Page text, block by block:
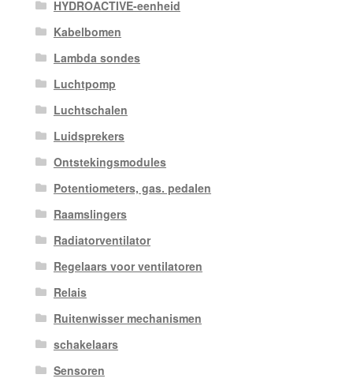
HYDROACTIVE-eenheid
Kabelbomen
Lambda sondes
Luchtpomp
Luchtschalen
Luidsprekers
Ontstekingsmodules
Potentiometers, gas. pedalen
Raamslingers
Radiatorventilator
Regelaars voor ventilatoren
Relais
Ruitenwisser mechanismen
schakelaars
Sensoren